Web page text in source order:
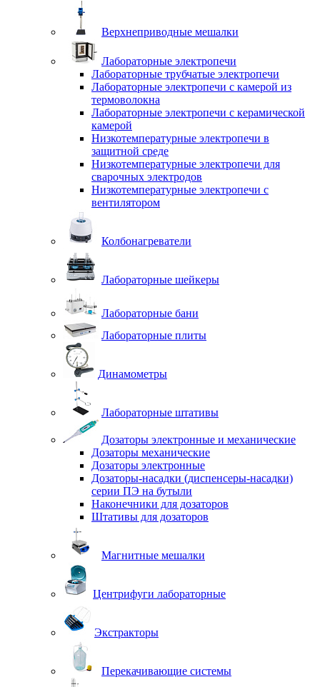
Верхнеприводные мешалки
Лабораторные электропечи
Лабораторные трубчатые электропечи
Лабораторные электропечи с камерой из
термоволокна
Лабораторные электропечи с керамической
камерой
Низкотемпературные электропечи в
защитной среде
Низкотемпературные электропечи для
cварочных электродов
Низкотемпературные электропечи с
вентилятором
Колбонагреватели
Лабораторные шейкеры
Лабораторные бани
Лабораторные плиты
Динамометры
Лабораторные штативы
Дозаторы электронные и механические
Дозаторы механические
Дозаторы электронные
Дозаторы-насадки (диспенсеры-насадки)
серии ПЭ на бутыли
Наконечники для дозаторов
Штативы для дозаторов
Магнитные мешалки
Центрифуги лабораторные
Экстракторы
Перекачивающие системы